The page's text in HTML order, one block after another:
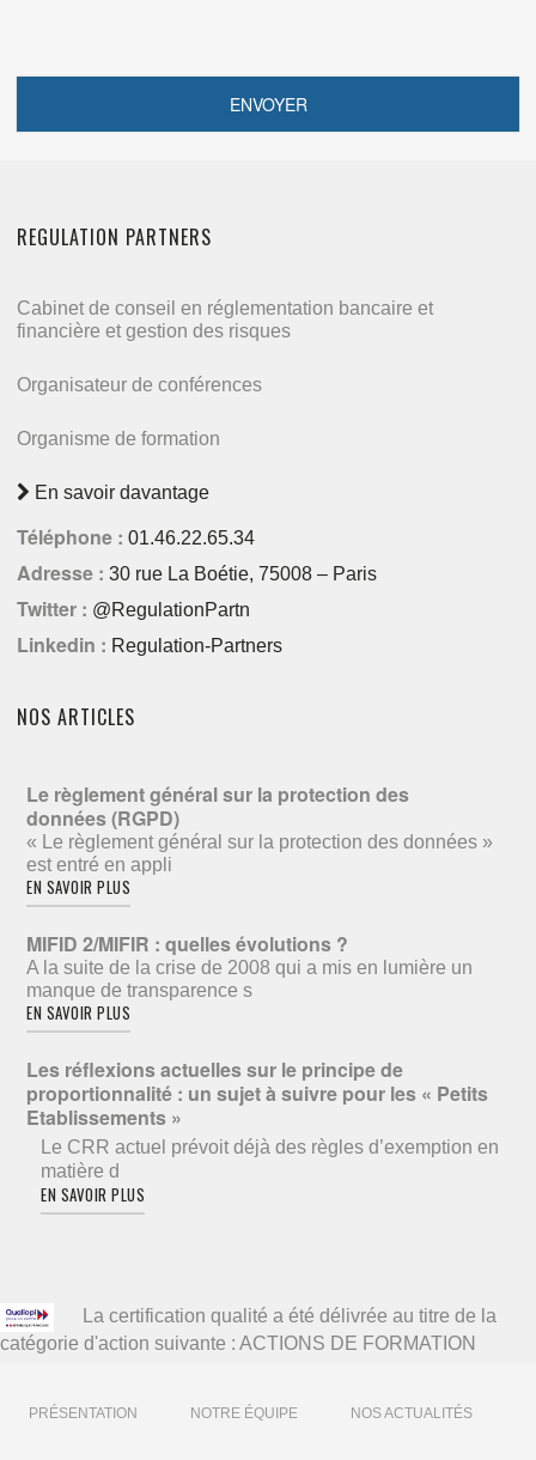
REGULATION PARTNERS
Cabinet de conseil en réglementation bancaire et
financière et gestion des risques
Organisateur de conférences
Organisme de formation
En savoir davantage
Téléphone : 01.46.22.65.34
Adresse : 30 rue La Boétie, 75008 – Paris
Twitter : @RegulationPartn
Linkedin : Regulation-Partners
NOS ARTICLES
Le règlement général sur la protection des
données (RGPD)
« Le règlement général sur la protection des données »
est entré en appli
EN SAVOIR PLUS
MIFID 2/MIFIR : quelles évolutions ?
A la suite de la crise de 2008 qui a mis en lumière un
manque de transparence s
EN SAVOIR PLUS
Les réflexions actuelles sur le principe de
proportionnalité : un sujet à suivre pour les « Petits
Etablissements »
Le CRR actuel prévoit déjà des règles d’exemption en
matière d
EN SAVOIR PLUS
La certification qualité a été délivrée au titre de la
catégorie d'action suivante : ACTIONS DE FORMATION
PRÉSENTATION NOTRE ÉQUIPE NOS ACTUALITÉS